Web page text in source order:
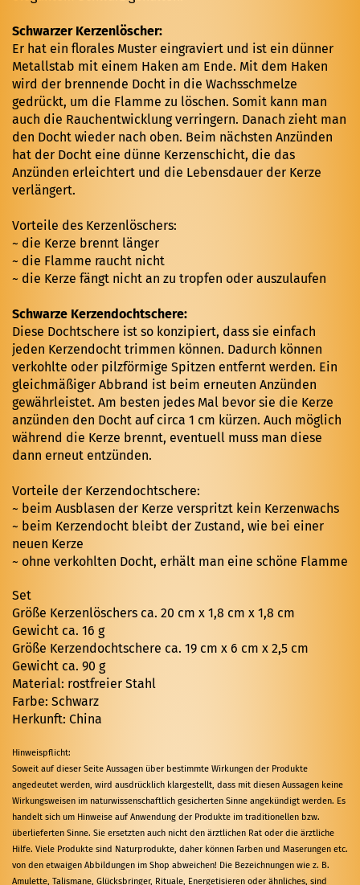
Schwarzer Kerzenlöscher:
Er hat ein florales Muster eingraviert und ist ein dünner
Metallstab mit einem Haken am Ende. Mit dem Haken
wird der brennende Docht in die Wachsschmelze
gedrückt, um die Flamme zu löschen. Somit kann man
auch die Rauchentwicklung verringern. Danach zieht man
den Docht wieder nach oben. Beim nächsten Anzünden
hat der Docht eine dünne Kerzenschicht, die das
Anzünden erleichtert und die Lebensdauer der Kerze
verlängert.
Vorteile des Kerzenlöschers:
~ die Kerze brennt länger
~ die Flamme raucht nicht
~ die Kerze fängt nicht an zu tropfen oder auszulaufen
Schwarze Kerzendochtschere:
Diese Dochtschere ist so konzipiert, dass sie einfach
jeden Kerzendocht trimmen können. Dadurch können
verkohlte oder pilzförmige Spitzen entfernt werden. Ein
gleichmäßiger Abbrand ist beim erneuten Anzünden
gewährleistet. Am besten jedes Mal bevor sie die Kerze
anzünden den Docht auf circa 1 cm kürzen. Auch möglich
während die Kerze brennt, eventuell muss man diese
dann erneut entzünden.
Vorteile der Kerzendochtschere:
~ beim Ausblasen der Kerze verspritzt kein Kerzenwachs
~ beim Kerzendocht bleibt der Zustand, wie bei einer
neuen Kerze
~ ohne verkohlten Docht, erhält man eine schöne Flamme
Set
Größe Kerzenlöschers ca. 20 cm x 1,8 cm x 1,8 cm
Gewicht ca. 16 g
Größe Kerzendochtschere ca. 19 cm x 6 cm x 2,5 cm
Gewicht ca. 90 g
Material: rostfreier Stahl
Farbe: Schwarz
Herkunft: China
Hinweispflicht:
Soweit auf dieser Seite Aussagen über bestimmte Wirkungen der Produkte
angedeutet werden, wird ausdrücklich klargestellt, dass mit diesen Aussagen keine
Wirkungsweisen im naturwissenschaftlich gesicherten Sinne angekündigt werden. Es
handelt sich um Hinweise auf Anwendung der Produkte im traditionellen bzw.
überlieferten Sinne. Sie ersetzten auch nicht den ärztlichen Rat oder die ärztliche
Hilfe. Viele Produkte sind Naturprodukte, daher können Farben und Maserungen etc.
von den etwaigen Abbildungen im Shop abweichen! Die Bezeichnungen wie z. B.
Amulette, Talismane, Glücksbringer, Rituale, Energetisieren oder ähnliches, sind